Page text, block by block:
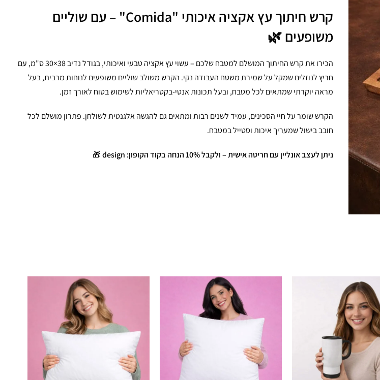
קרש חיתוך עץ אקציה איכותי "Comida" – עם שוליים
משופעים 🌿
הכירו את קרש החיתוך המושלם למטבח שלכם – עשוי עץ אקציה טבעי ואיכותי, בגודל נדיב 38×30 ס"מ, עם
חריץ לנוזלים שמקל על שמירת משטח העבודה נקי. הקרש משולב שוליים משופעים לנוחות מרבית, בעל
מראה יוקרתי שמתאים לכל מטבח, ובעל תכונות אנטי-בקטריאליות לשימוש בטוח לאורך זמן.
הקרש שומר על חיי הסכינים, עמיד לשנים רבות ומתאים גם להגשה אלגנטית לשולחן. פתרון מושלם לכל
חובב בישול שמעריך איכות וסטייל במטבח.
ניתן לעצב אונליין עם חריטה אישית – ולקבל 10% הנחה בקוד הקופון: design 🎁